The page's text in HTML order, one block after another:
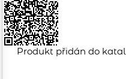
Produkt přidán do